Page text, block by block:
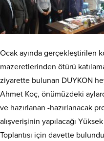
Ocak ayında gerçekleştirilen
mazeretlerinden ötürü
ziyarette bulunan DUYKON
Ahmet Koç, önümüzdeki
ve hazırlanan -hazırlanacak
alışverişinin yapılacağı
Toplantısı için davette bulundu